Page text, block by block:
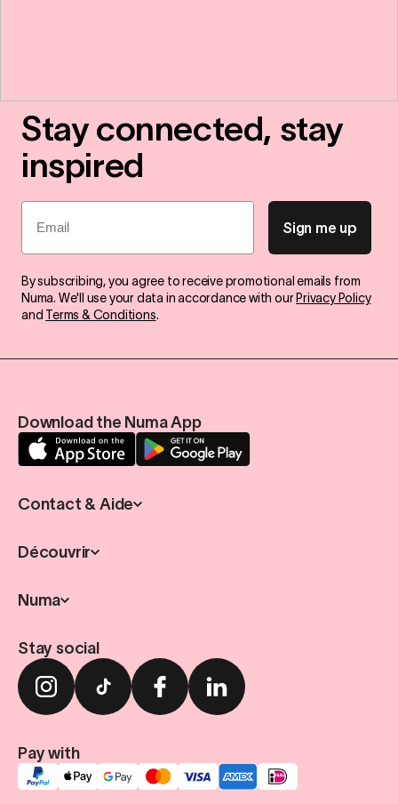
Stay connected, stay
inspired
Email
Sign me up
By subscribing, you agree to receive promotional emails from
Numa. We'll use your data in accordance with our Privacy Policy
and Terms & Conditions.
Download the Numa App
Contact & Aide
Découvrir
Numa
Stay social
Pay with